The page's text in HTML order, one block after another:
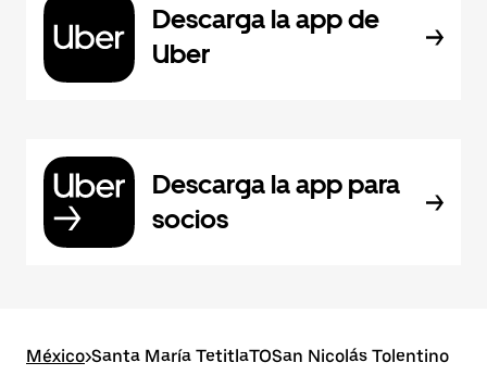
Descarga la app de
Uber
Descarga la app para
socios
México>Santa María TetitlaTOSan Nicolás Tolentino